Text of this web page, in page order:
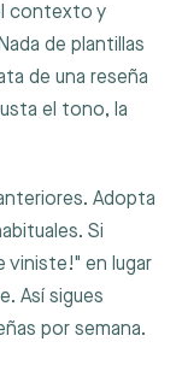
contexto y
de plantillas
de una reseña
el tono, la
Adopta
Si
viniste!" en lugar
Así sigues
por semana.